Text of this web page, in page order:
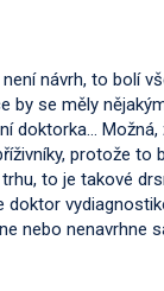
návrh, to bolí
by se měly
doktorka… Možná,
protože to
to je takové
nebo nenavrhne